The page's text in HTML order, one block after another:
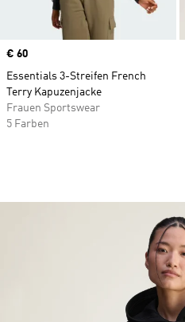
Price
€ 60
Essentials 3-Streifen French
Terry Kapuzenjacke
Frauen Sportswear
5 Farben